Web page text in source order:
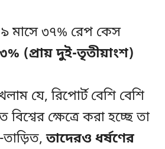
মাসে ৩৭% রেপ কেস
(প্রায় দুই-তৃতীয়াংশ)
যে, রিপোর্ট বেশি বেশি
বিশ্বের ক্ষেত্রে করা হচ্ছে তা
তাড়িত,তাদেরও ধর্ষণের